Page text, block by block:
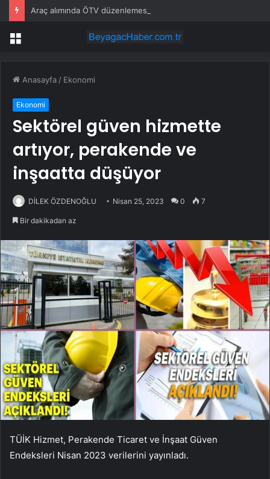
Menü
Anasayfa / Ekonomi
Ekonomi
Sektörel güven hizmette
artıyor, perakende ve
inşaatta düşüyor
DİLEK ÖZDENOĞLU Nisan 25, 2023 0 7
Bir dakikadan az
TÜİK Hizmet, Perakende Ticaret ve İnşaat Güven
Endeksleri Nisan 2023 verilerini yayınladı.